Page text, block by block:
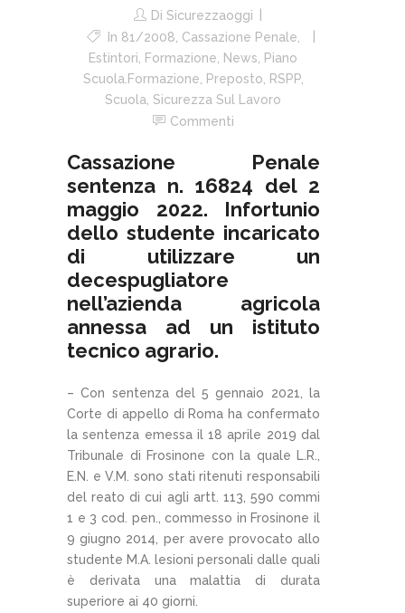
Di Sicurezzaoggi
In 81/2008 Cassazione Penale
Estintori
Formazione News
Piano
Scuola.formazione
Preposto RSPP,
Scuola Sicurezza Sul Lavoro
Commenti
Cassazione Penale
sentenza n. 16824 del 2
maggio 2022. Infortunio
dello studente incaricato
di utilizzare un
decespugliatore
nell’azienda agricola
annessa ad un istituto
tecnico agrario.
– Con sentenza del 5 gennaio 2021, la
Corte di appello di Roma ha confermato
la sentenza emessa il 18 aprile 2019 dal
Tribunale di Frosinone con la quale L.R.,
E.N. e V.M. sono stati ritenuti responsabili
del reato di cui agli artt. 113, 590 commi
1 e 3 cod. pen., commesso in Frosinone il
9 giugno 2014, per avere provocato allo
studente M.A. lesioni personali dalle quali
è derivata una malattia di durata
superiore ai 40 giorni.